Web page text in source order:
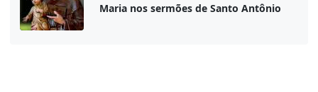
Maria nos sermões de Santo Antônio